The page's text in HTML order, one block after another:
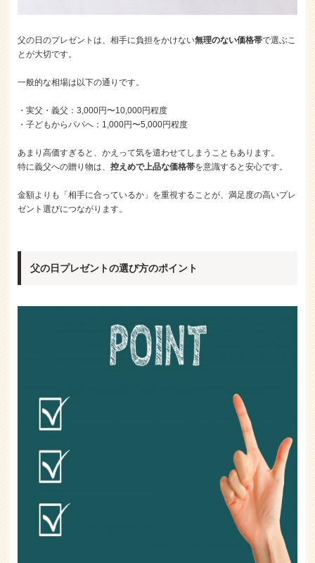
父の日のプレゼントは、相手に負担をかけない無理のない価格帯で選ぶこ
とが大切です。
一般的な相場は以下の通りです。
・実父・義父：3,000円〜10,000円程度
・子どもからパパへ：1,000円〜5,000円程度
あまり高価すぎると、かえって気を遣わせてしまうこともあります。
特に義父への贈り物は、控えめで上品な価格帯を意識すると安心です。
金額よりも「相手に合っているか」を重視することが、満足度の高いプレ
ゼント選びにつながります。
父の日プレゼントの選び方のポイント